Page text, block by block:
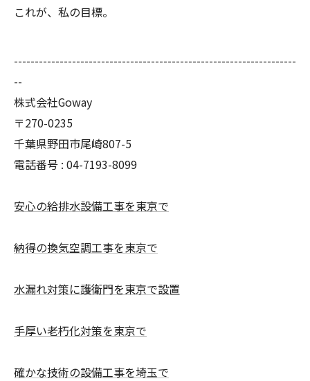
これが、私の目標。
--------------------------------------------------------------------
--
株式会社Goway
〒270-0235
千葉県野田市尾崎807-5
電話番号 : 04-7193-8099
安心の給排水設備工事を東京で
納得の換気空調工事を東京で
水漏れ対策に護衛門を東京で設置
手厚い老朽化対策を東京で
確かな技術の設備工事を埼玉で